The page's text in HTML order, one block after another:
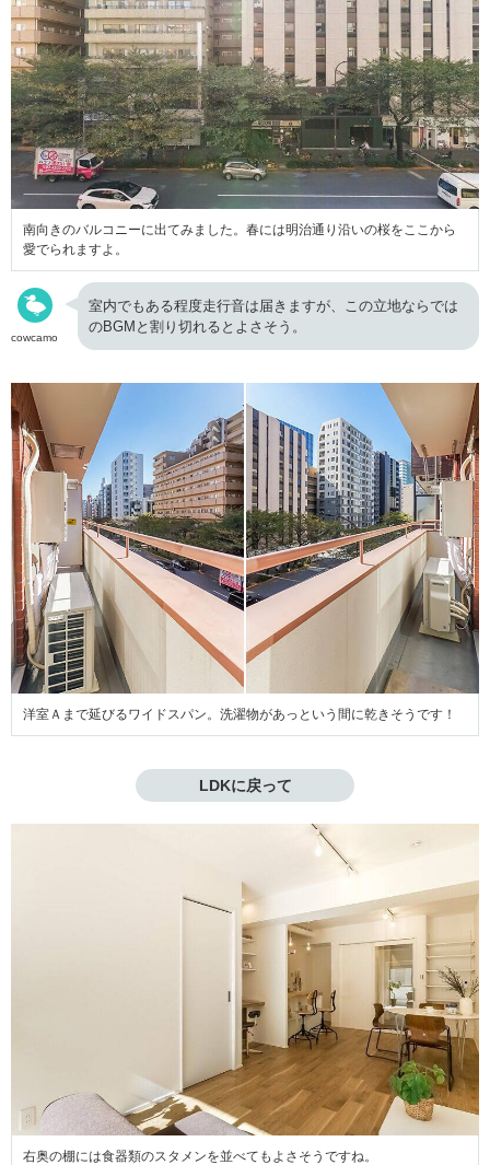
南向きのバルコニーに出てみました。春には明治通り沿いの桜をここから
愛でられますよ。
cowcamo
室内でもある程度走行音は届きますが、この立地ならでは
のBGMと割り切れるとよさそう。
洋室Ａまで延びるワイドスパン。洗濯物があっという間に乾きそうです！
LDKに戻って
右奥の棚には食器類のスタメンを並べてもよさそうですね。